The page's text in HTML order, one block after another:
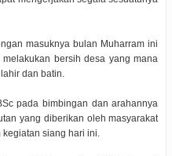
masuknya bulan Muharram ini
bersih desa yang mana
dan batin.
pada bimbingan dan arahannya
yang diberikan oleh masyarakat
kegiatan siang hari ini.